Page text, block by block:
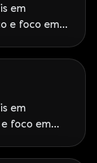
em
e foco em
sob
em
foco em
Oeste.